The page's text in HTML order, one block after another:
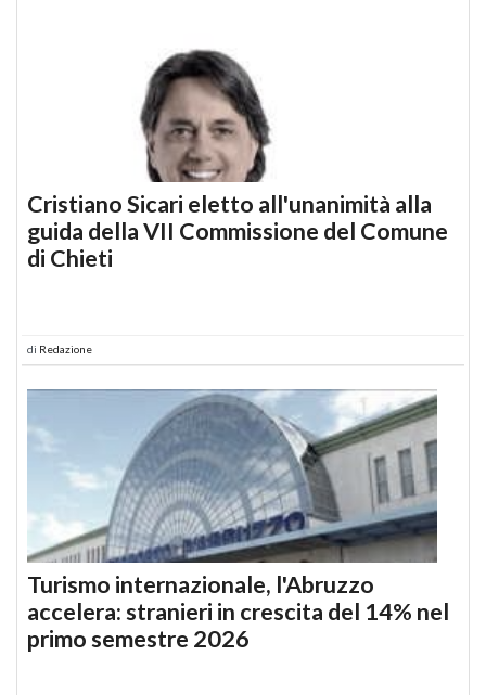
Cristiano Sicari eletto all'unanimità alla
guida della VII Commissione del Comune
di Chieti
di Redazione
Turismo internazionale, l'Abruzzo
accelera: stranieri in crescita del 14% nel
primo semestre 2026